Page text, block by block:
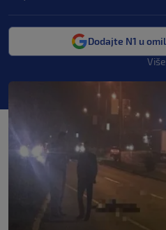
Dodajte N1 u
Više